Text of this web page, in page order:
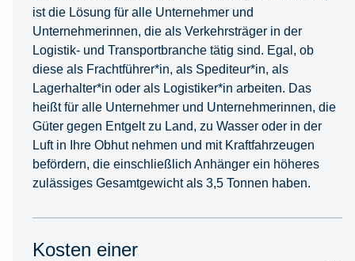
ist die Lösung für alle Unternehmer und
Unternehmerinnen, die als Verkehrsträger in der
Logistik- und Transportbranche tätig sind. Egal, ob
diese als Frachtführer*in, als Spediteur*in, als
Lagerhalter*in oder als Logistiker*in arbeiten. Das
heißt für alle Unternehmer und Unternehmerinnen, die
Güter gegen Entgelt zu Land, zu Wasser oder in der
Luft in Ihre Obhut nehmen und mit Kraftfahrzeugen
befördern, die einschließlich Anhänger ein höheres
zulässiges Gesamtgewicht als 3,5 Tonnen haben.
Kosten einer